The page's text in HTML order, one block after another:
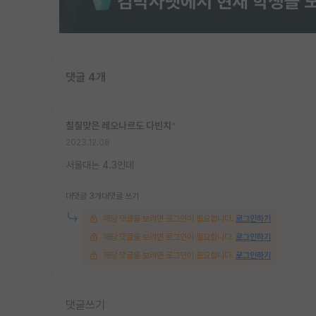
댓글 4개
칠칠맞은 레오나르도 다빈치
서울대는 4.3인데
대댓글 3개 대댓글 쓰기
해당 댓글을 보려면 로그인이 필요합니다. 로그인하기
해당 댓글을 보려면 로그인이 필요합니다. 로그인하기
해당 댓글을 보려면 로그인이 필요합니다. 로그인하기
댓글쓰기